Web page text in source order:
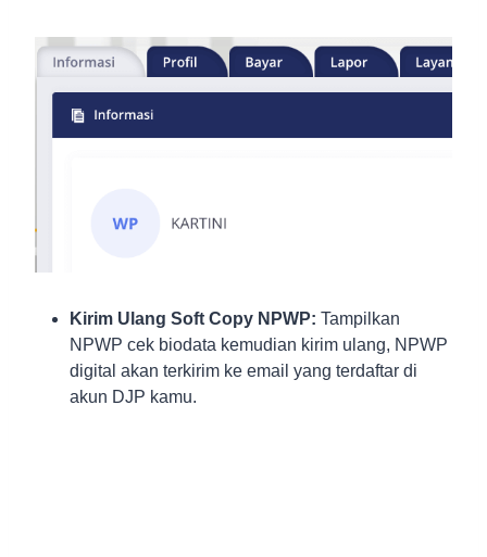
Kirim Ulang Soft Copy NPWP: Tampilkan
NPWP cek biodata kemudian kirim ulang, NPWP
digital akan terkirim ke email yang terdaftar di
akun DJP kamu.